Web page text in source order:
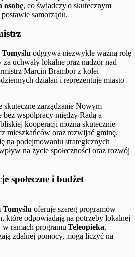
osobę, co świadczy o skutecznym
samorządu.
odgrywa niezwykle ważną rolę
uchwały lokalne oraz nadzór nad
Marcin Brambor z kolei
działań i reprezentuje miasto
skuteczne zarządzanie Nowym
współpracy między Radą a
kooperacji można skutecznie
mieszkańców oraz rozwijać gminę.
na podejmowaniu strategicznych
na życie społeczności oraz rozwój
społeczne i budżet
oferuje szereg programów
które odpowiadają na potrzeby lokalnej
w ramach programu Teleopieka,
zdalnej pomocy, mogą liczyć na